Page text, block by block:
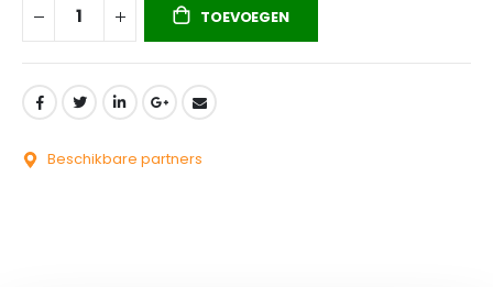
TOEVOEGEN
Beschikbare partners